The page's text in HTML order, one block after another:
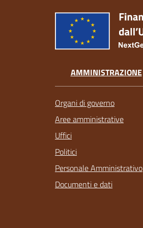
AMMINISTRAZIONE
Organi di governo
Aree amministrative
Uffici
Politici
Personale Amministrativo
Documenti e dati